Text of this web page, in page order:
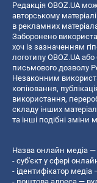
Редакція OBOZ.UA
авторському
в рекламних
Заборонено
хоч із зазначенням
логотипу OBOZ.UA
письмового дозволу
Незаконним
копiювання,
використання,
складу інших
та інші подібні зміни
Назва онлайн медіа —
- суб'єкт у сфері
- ідентифікатор медіа